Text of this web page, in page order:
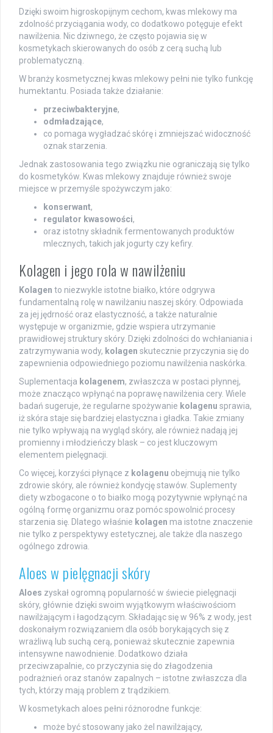
Dzięki swoim higroskopijnym cechom, kwas mlekowy ma
zdolność przyciągania wody, co dodatkowo potęguje efekt
nawilżenia. Nic dziwnego, że często pojawia się w
kosmetykach skierowanych do osób z cerą suchą lub
problematyczną.
W branży kosmetycznej kwas mlekowy pełni nie tylko funkcję
humektantu. Posiada także działanie:
przeciwbakteryjne,
odmładzające,
co pomaga wygładzać skórę i zmniejszać widoczność
oznak starzenia.
Jednak zastosowania tego związku nie ograniczają się tylko
do kosmetyków. Kwas mlekowy znajduje również swoje
miejsce w przemyśle spożywczym jako:
konserwant,
regulator kwasowości,
oraz istotny składnik fermentowanych produktów
mlecznych, takich jak jogurty czy kefiry.
Kolagen i jego rola w nawilżeniu
Kolagen to niezwykle istotne białko, które odgrywa
fundamentalną rolę w nawilżaniu naszej skóry. Odpowiada
za jej jędrność oraz elastyczność, a także naturalnie
występuje w organizmie, gdzie wspiera utrzymanie
prawidłowej struktury skóry. Dzięki zdolności do wchłaniania i
zatrzymywania wody, kolagen skutecznie przyczynia się do
zapewnienia odpowiedniego poziomu nawilżenia naskórka.
Suplementacja kolagenem, zwłaszcza w postaci płynnej,
może znacząco wpłynąć na poprawę nawilżenia cery. Wiele
badań sugeruje, że regularne spożywanie kolagenu sprawia,
iż skóra staje się bardziej elastyczna i gładka. Takie zmiany
nie tylko wpływają na wygląd skóry, ale również nadają jej
promienny i młodzieńczy blask – co jest kluczowym
elementem pielęgnacji.
Co więcej, korzyści płynące z kolagenu obejmują nie tylko
zdrowie skóry, ale również kondycję stawów. Suplementy
diety wzbogacone o to białko mogą pozytywnie wpłynąć na
ogólną formę organizmu oraz pomóc spowolnić procesy
starzenia się. Dlatego właśnie kolagen ma istotne znaczenie
nie tylko z perspektywy estetycznej, ale także dla naszego
ogólnego zdrowia.
Aloes w pielęgnacji skóry
Aloes zyskał ogromną popularność w świecie pielęgnacji
skóry, głównie dzięki swoim wyjątkowym właściwościom
nawilżającym i łagodzącym. Składając się w 96% z wody, jest
doskonałym rozwiązaniem dla osób borykających się z
wrażliwą lub suchą cerą, ponieważ skutecznie zapewnia
intensywne nawodnienie. Dodatkowo działa
przeciwzapalnie, co przyczynia się do złagodzenia
podrażnień oraz stanów zapalnych – istotne zwłaszcza dla
tych, którzy mają problem z trądzikiem.
W kosmetykach aloes pełni różnorodne funkcje:
może być stosowany jako żel nawilżający,